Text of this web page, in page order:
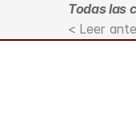
Todas las
< Leer